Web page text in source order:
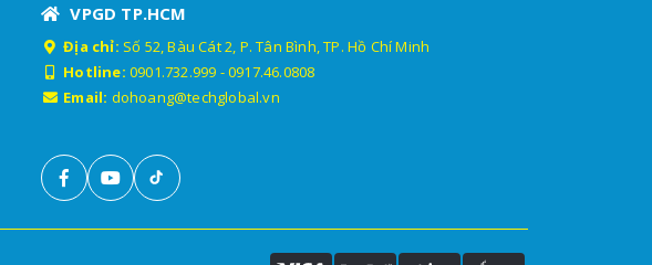
VPGD TP.HCM
Địa chỉ: Số 52, Bàu Cát 2, P. Tân Bình, TP. Hồ Chí Minh
Hotline: 0901.732.999 -0917.46.0808
Email: dohoang@techglobal.vn